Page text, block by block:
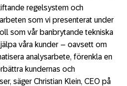
regelsystem och
som vi presenterat under
som vår banbrytande tekniska
våra kunder – oavsett om
analysarbete, förenkla en
kundernas och
säger Christian Klein, CEO på